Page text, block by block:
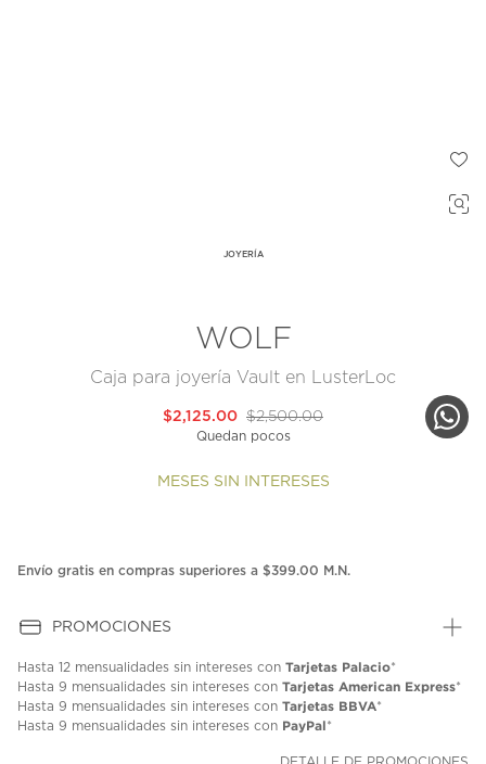
JOYERÍA
WOLF
Caja para joyería Vault en LusterLoc
$2,500.00
$2,125.00
Quedan pocos
MESES SIN INTERESES
Envío gratis en compras superiores a $399.00 M.N.
PROMOCIONES
Hasta 12 mensualidades sin intereses con Tarjetas Palacio*
Hasta 9 mensualidades sin intereses con Tarjetas American Express*
Hasta 9 mensualidades sin intereses con Tarjetas BBVA*
Hasta 9 mensualidades sin intereses con PayPal*